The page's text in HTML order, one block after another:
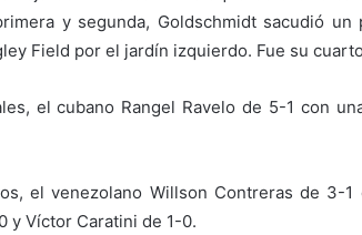
y segunda, Goldschmidt sacudió un
Field por el jardín izquierdo. Fue su
el cubano Rangel Ravelo de 5-1 con
el venezolano Willson Contreras de 3-
y Víctor Caratini de 1-0.